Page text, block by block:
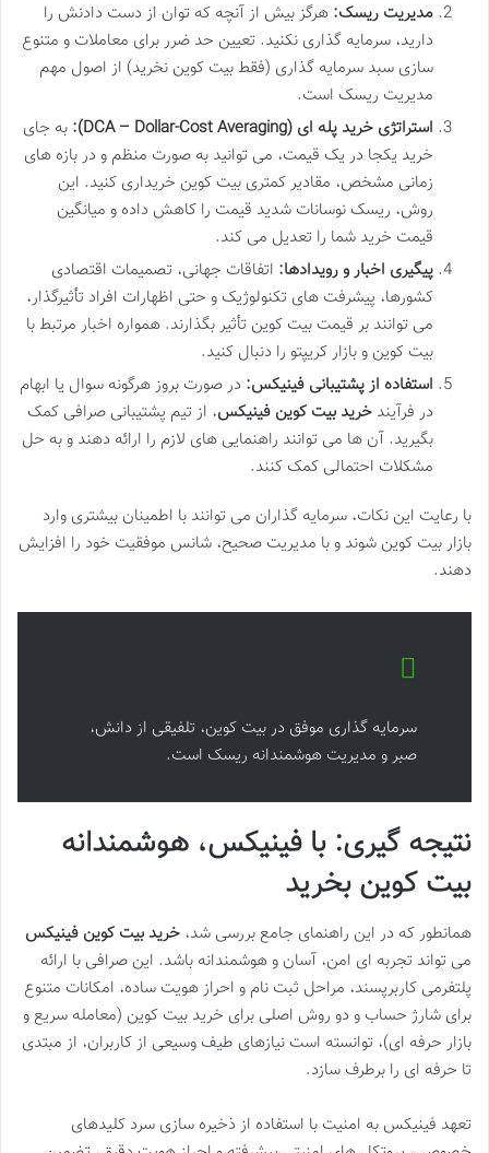
مدیریت ریسک: هرگز بیش از آنچه که توان از دست دادنش را
دارید، سرمایه گذاری نکنید. تعیین حد ضرر برای معاملات و متنوع
سازی سبد سرمایه گذاری (فقط بیت کوین نخرید) از اصول مهم
مدیریت ریسک است.
استراتژی خرید پله ای (DCA – Dollar-Cost Averaging):
به جای
خرید یکجا در یک قیمت، می توانید به صورت منظم و در بازه های
زمانی مشخص، مقادیر کمتری بیت کوین خریداری کنید. این
روش، ریسک نوسانات شدید قیمت را کاهش داده و میانگین
قیمت خرید شما را تعدیل می کند.
پیگیری اخبار و رویدادها: اتفاقات جهانی، تصمیمات اقتصادی
کشورها، پیشرفت های تکنولوژیک و حتی اظهارات افراد تأثیرگذار،
می توانند بر قیمت بیت کوین تأثیر بگذارند. همواره اخبار مرتبط با
بیت کوین و بازار کریپتو را دنبال کنید.
استفاده از پشتیبانی فینیکس: در صورت بروز هرگونه سوال یا ابهام
در فرآیند خرید بیت کوین فینیکس، از تیم پشتیبانی صرافی کمک
بگیرید. آن ها می توانند راهنمایی های لازم را ارائه دهند و به حل
مشکلات احتمالی کمک کنند.
با رعایت این نکات، سرمایه گذاران می توانند با اطمینان بیشتری وارد
بازار بیت کوین شوند و با مدیریت صحیح، شانس موفقیت خود را افزایش
دهند.
سرمایه گذاری موفق در بیت کوین، تلفیقی از دانش،
صبر و مدیریت هوشمندانه ریسک است.
نتیجه گیری: با فینیکس، هوشمندانه
بیت کوین بخرید
همانطور که در این راهنمای جامع بررسی شد، خرید بیت کوین فینیکس
می تواند تجربه ای امن، آسان و هوشمندانه باشد. این صرافی با ارائه
پلتفرمی کاربرپسند، مراحل ثبت نام و احراز هویت ساده، امکانات متنوع
برای شارژ حساب و دو روش اصلی برای خرید بیت کوین (معامله سریع و
بازار حرفه ای)، توانسته است نیازهای طیف وسیعی از کاربران، از مبتدی
تا حرفه ای را برطرف سازد.
تعهد فینیکس به امنیت با استفاده از ذخیره سازی سرد کلیدهای